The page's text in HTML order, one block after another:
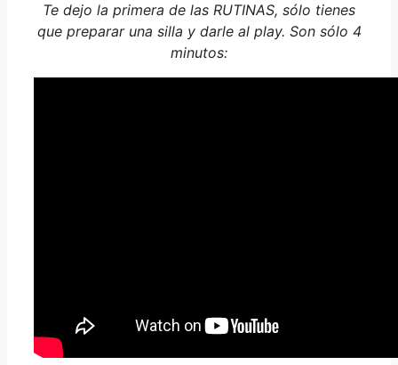
Te dejo la primera de las RUTINAS, sólo tienes
que preparar una silla y darle al play. Son sólo 4
minutos: